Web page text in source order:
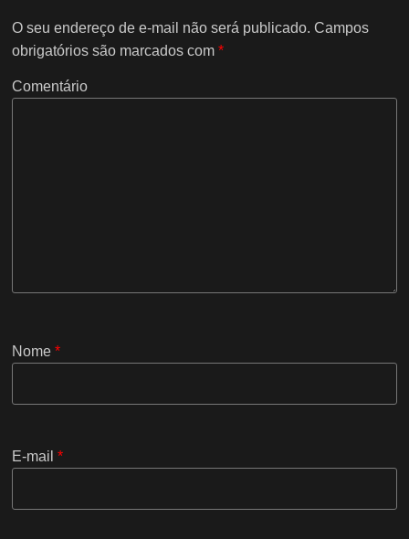
O seu endereço de e-mail não será publicado. Campos
obrigatórios são marcados com*
Comentário
Nome*
E-mail*